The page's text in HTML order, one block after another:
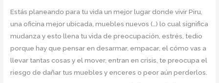
Estás planeando para tu vida un mejor lugar donde vivir Piru,
una oficina mejor ubicada, muebles nuevos (…) lo cual significa
mudanza y esto llena tu vida de preocupación, estrés, tedio
porque hay que pensar en desarmar, empacar, el cómo vas a
llevar tantas cosas y el mover, entran en crisis, te preocupa el
riesgo de dañar tus muebles y enceres o peor aún perderlos.